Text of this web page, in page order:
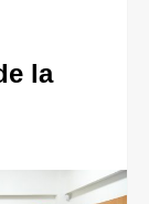
la